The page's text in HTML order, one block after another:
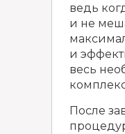
ведь
и не
и
весь
После